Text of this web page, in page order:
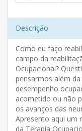
Descrição
Como eu faço
campo da
Ocupacional?
pensarmos além
desempenho
acometido ou não
os avanços das
Apresento aqui um
da Terapia